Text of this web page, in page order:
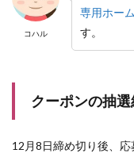
コハル
専用ホー
す。
クーポンの抽
12月8日締め切り後、応